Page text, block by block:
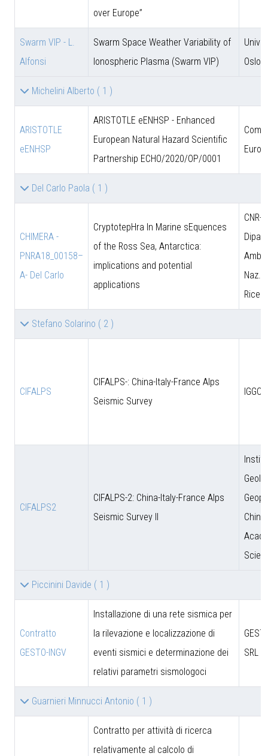
over Europe”
Swarm VIP - L.
Alfonsi
Swarm Space Weather Variability of
Ionospheric Plasma (Swarm VIP)
Oslo
Michelini Alberto ( 1 )
ARISTOTLE
eENHSP
ARISTOTLE eENHSP - Enhanced
European Natural Hazard Scientific
Partnership ECHO/2020/OP/0001
Del Carlo Paola ( 1 )
CHIMERA -
PNRA18_00158–
A- Del Carlo
CryptotepHra In Marine sEquences
of the Ross Sea, Antarctica:
implications and potential
applications
CNR-
Amb.
Naz.
Stefano Solarino ( 2 )
CIFALPS
CIFALPS-: China-Italy-France Alps
Seismic Survey
CIFALPS2
CIFALPS-2: China-Italy-France Alps
Seismic Survey II
Piccinini Davide ( 1 )
Contratto
GESTO-INGV
Installazione di una rete sismica per
la rilevazione e localizzazione di
eventi sismici e determinazione dei
relativi parametri sismologoci
SRL
Guarnieri Minnucci Antonio ( 1 )
Contratto per attività di ricerca
relativamente al calcolo di